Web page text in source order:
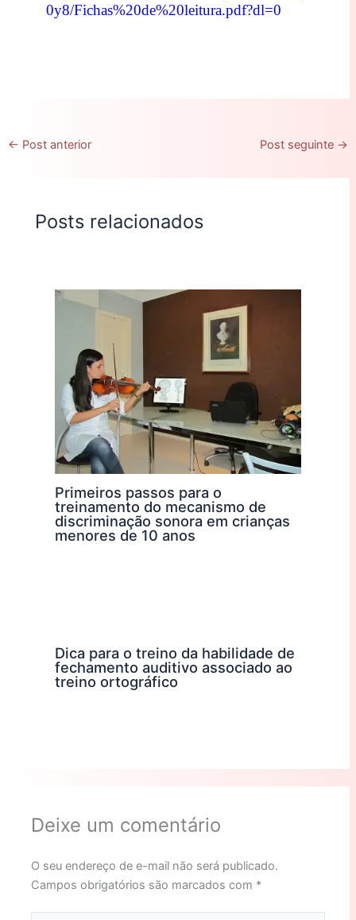
0y8/Fichas%20de%20leitura.pdf?dl=0
← Post anterior Post seguinte →
Posts relacionados
Primeiros passos para o
treinamento do mecanismo de
discriminação sonora em crianças
menores de 10 anos
Dica para o treino da habilidade de
fechamento auditivo associado ao
treino ortográfico
Deixe um comentário
O seu endereço de e-mail não será publicado.
Campos obrigatórios são marcados com *